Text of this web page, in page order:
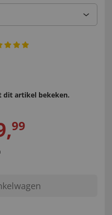
dit artikel bekeken.
,99